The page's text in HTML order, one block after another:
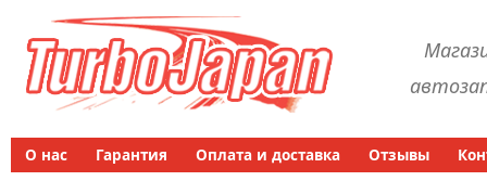
О нас Гарантия Оплата и доставка Отзывы